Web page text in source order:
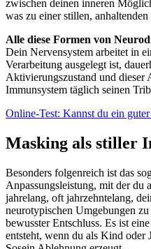
zwischen deinen inneren
was zu einer stillen,
Alle diese Formen von
Dein Nervensystem arbeitet in
Verarbeitung ausgelegt ist,
Aktivierungszustand und dieser
Immunsystem täglich seinen
Online-Test: Kannst du ein
Masking als stiller
Besonders folgenreich ist das
Anpassungsleistung, mit der du
jahrelang, oft jahrzehntelang,
neurotypischen Umgebungen
bewusster Entschluss. Es ist
entsteht, wenn du als Kind oder